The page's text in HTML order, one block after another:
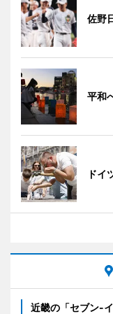
佐野
平和
ドイ
近畿の「セブン-